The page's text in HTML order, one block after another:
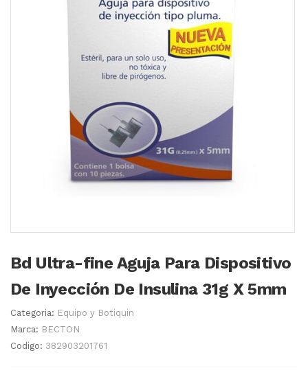
Bd Ultra-fine Aguja Para Dispositivo
De Inyección De Insulina 31g X 5mm
Categoria: Equipo y Botiquin
Marca: BECTON
Codigo: 382903201761